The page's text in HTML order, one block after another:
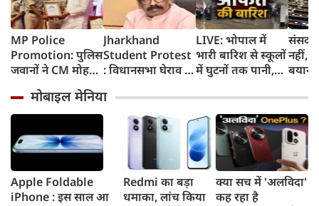
MP Police
Promotion: पुलिस
जवानों ने CM मोहन
आभार, बोले-
प्रमोशन से बढ़ा
बड़ी बात
Jharkhand
Student Protest
: विधानसभा घेराव के
कैनन और लाठीचार्ज,
CM हेमंत सोरेन बोले-
'बातचीत से
सुलझाएंगे मामला'
LIVE: भोपाल में
भारी बारिश से स्कूलों
में घुटनों तक पानी,
संसद
नहीं,
मांगों
नहीं
मोबाइल मेनिया
Apple Foldable
iPhone : इस साल आ
Redmi का बड़ा
धमाका, लांच किया
क्या सच में 'अलविदा'
कह रहा है